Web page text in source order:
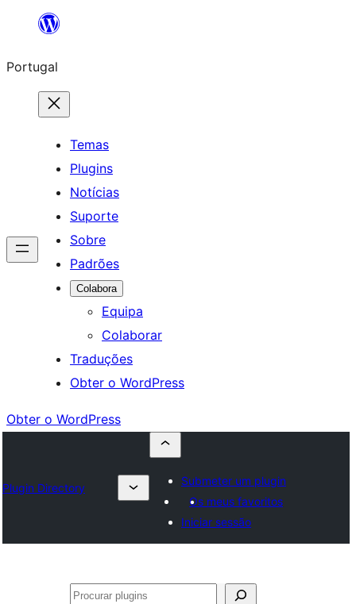
Saltar
o
conteúdo
Portugal
Temas
Plugins
Notícias
Suporte
Sobre
Padrões
Colabora
Equipa
Colaborar
Traduções
Obter o WordPress
Obter o WordPress
Plugin Directory
Submeter um plugin
Os meus favoritos
Iniciar sessão
Pesquisar